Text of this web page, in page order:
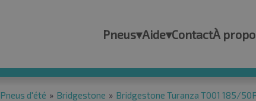
Pneus▾Aide▾ContactÀ
Pneus d'été » Bridgestone » Bridgestone Turanza T001 185/